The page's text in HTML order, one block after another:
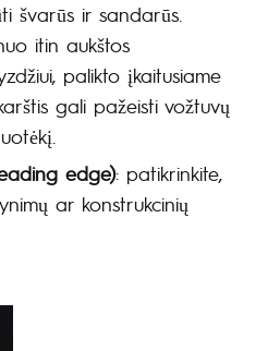
švarūs ir sandarūs.
itin aukštos
palikto įkaitusiame
gali pažeisti vožtuvų
edge): patikrinkite,
ar konstrukcinių